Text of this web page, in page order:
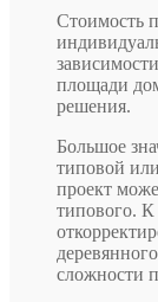
Стоимость
площади
решения.
Большое
типовой
проект
типового. К
сложности